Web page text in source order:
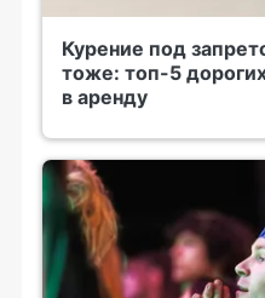
Курение под
тоже: топ-5
в аренду